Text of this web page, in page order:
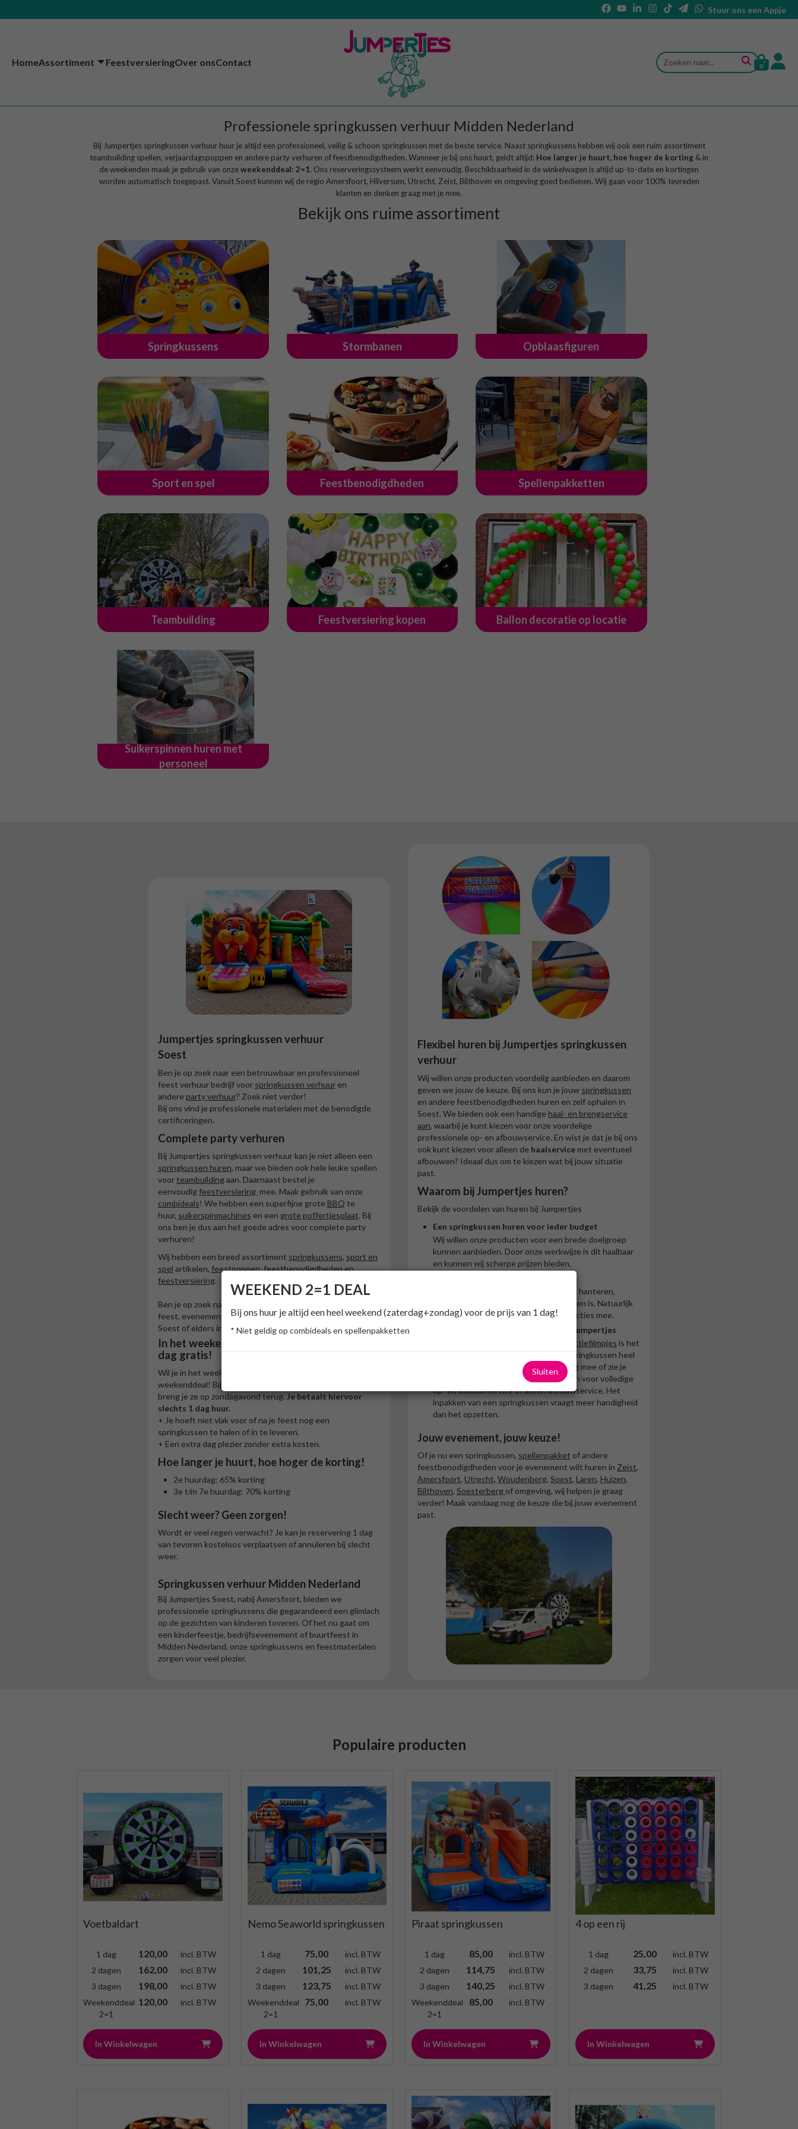
WEEKEND 2=1 DEAL
Bij ons huur je altijd een heel weekend (zaterdag+zondag) voor de prijs van 1 dag!
* Niet geldig op combideals en spellenpakketten
Sluiten
Stuur ons een Appje
HomeAssortiment FeestversieringOver onsContact 0
Professionele springkussen verhuur Midden Nederland
Bij Jumpertjes springkussen verhuur huur je altijd een professioneel, veilig & schoon springkussen met de beste service. Naast springkussens hebben wij ook een ruim assortiment
teambuilding spellen, verjaardagspoppen en andere party verhuren offeestbenodigdheden. Wanneer je bij ons huurt, geldt altijd: Hoe langer je huurt, hoe hoger de korting & in
de weekenden maak je gebruik van onzeweekenddeal: 2=1. Ons reserveringssysteem werkt eenvoudig. Beschikbaarheid in de winkelwagen is altijd up-to-date en kortingen
worden automatisch toegepast. Vanuit Soest kunnen wij de regio Amersfoort, Hilversum, Utrecht, Zeist, Bilthoven en omgeving goed bedienen. Wij gaan voor 100% tevreden
klanten en denken graag met je mee.
Bekijk ons ruime assortiment
Springkussens Stormbanen Opblaasfiguren
Sport en spel Feestbenodigdheden Spellenpakketten
Teambuilding Feestversiering kopen Ballon decoratie op locatie
Suikerspinnen huren met
personeel
Jumpertjes springkussen verhuur
Soest
Ben je op zoek naar een betrouwbaar en professioneel
feest verhuur bedrijf voor springkussen verhuuren
andere party verhuur? Zoek niet verder!
Bij ons vind je professionele materialen met de benodigde
certificeringen.
Complete party verhuren
Bij Jumpertjes springkussen verhuur kan je niet alleen een
springkussen huren, maar we bieden ook hele leuke spellen
voor teambuildingaan. Daarnaast bestel je
eenvoudig feestversiering mee. Maak gebruik van onze
combideals! We hebben een superfijne grote BBQ te
huur, suikerspinmachines en een grote poffertjesplaat. Bij
ons ben je dus aan het goede adres voor complete party
verhuren!
Wij hebben een breed assortiment springkussens, sport en
spel artikelen, feestpoppen,feestbenodigdhedenen
feestversiering.
Ben je op zoek naar een geweldige toevoeging voor jouw
feest, evenement of speciale gelegenheid in Amersfoort,
Soest of elders in Midden Nederland? Zoek niet verder!
In het weekend een springkussen huren? Één
dag gratis!
Wil je in het weekend huren? Maak dan gebruik van onze
weekenddeal! Bij ons haal je spullen op vrijdagavond op en
breng je ze op zondagavond terug.Je betaalt hiervoor
slechts 1 dag huur.
+ Je hoeft niet vlak voor of na je feest nog een
springkussen te halen of in te leveren.
+ Een extra dag plezier zonder extra kosten.
Hoe langer je huurt, hoe hoger de korting!
2e huurdag: 65% korting
3e t/m 7e huurdag: 70% korting
Slecht weer? Geen zorgen!
Wordt er veel regen verwacht? Je kan je reservering 1 dag
van tevoren kosteloos verplaatsen of annuleren bij slecht
weer.
Springkussen verhuur Midden Nederland
Bij Jumpertjes Soest, nabij Amersfoort, bieden we
professionele springkussens die gegarandeerd een glimlach
op de gezichten van kinderen toveren. Of het nu gaat om
een kinderfeestje, bedrijfsevenement of buurtfeest in
Midden Nederland, onze springkussens en feestmaterialen
zorgen voor veel plezier.
Flexibel huren bij Jumpertjes springkussen
verhuur
Wij willen onze producten voordelig aanbieden en daarom
geven we jouw de keuze. Bij ons kun je jouw springkussen
en andere feestbenodigdheden huren en zelf ophalen in
Soest. We bieden ook een handige haal- en brengservice
aan, waarbij je kunt kiezen voor onze voordelige
professionele op- en afbouwservice. En wist je dat je bij ons
ook kunt kiezen voor alleen de haalservice met eventueel
afbouwen? Ideaal dus om te kiezen wat bij jouw situatie
past.
Waarom bij Jumpertjes huren?
Bekijk de voordelen van huren bij Jumpertjes
Een springkussen huren voor ieder budget
Wij willen onze producten voor een brede doelgroep
kunnen aanbieden. Door onze werkwijze is dit haalbaar
en kunnen wij scherpe prijzen bieden.
Onze springkussens zijn gemakkelijk te hanteren,
waardoor zelf ophalen eenvoudig te doen is. Natuurlijk
helpen wij met inladen en krijg je instructies mee.
Zelf op- en afbouwen of service van Jumpertjes
instructiefilmpjes is het
opzetten en weer inpakken van een springkussen heel
goed te doen. Heb je hier geen ervaring mee of zie je
het niet zitten? Bij ons kan je ook kiezen voor volledige
op- en afbouwservice of alleen afbouwservice. Het
inpakken van een springkussen vraagt meer handigheid
dan het opzetten.
Jouw evenement, jouw keuze!
Of je nu een springkussen, spellenpakket of andere
feestbenodigdheden voor je evenement wilt huren in Zeist,
Amersfoort, Utrecht, Woudenberg, Soest, Laren, Huizen,
Bilthoven, Soesterberg of omgeving, wij helpen je graag
verder! Maak vandaag nog de keuze die bij jouw evenement
past.
Populaire producten
Voetbaldart
1 dag 120,00
incl. BTW
2 dagen
162,00
incl. BTW
3 dagen
198,00
incl. BTW
Weekenddeal
2=1
120,00 incl. BTW
In Winkelwagen
Nemo Seaworld springkussen
1 dag 75,00
incl. BTW
2 dagen
101,25
incl. BTW
3 dagen
123,75
incl. BTW
Weekenddeal
2=1
75,00 incl. BTW
In Winkelwagen
Piraat springkussen
1 dag 85,00
incl. BTW
2 dagen
114,75
incl. BTW
3 dagen
140,25
incl. BTW
Weekenddeal
2=1
85,00 incl. BTW
In Winkelwagen
4 op een rij
1 dag 25,00
incl. BTW
2 dagen
33,75
incl. BTW
3 dagen
41,25 incl. BTW
In Winkelwagen